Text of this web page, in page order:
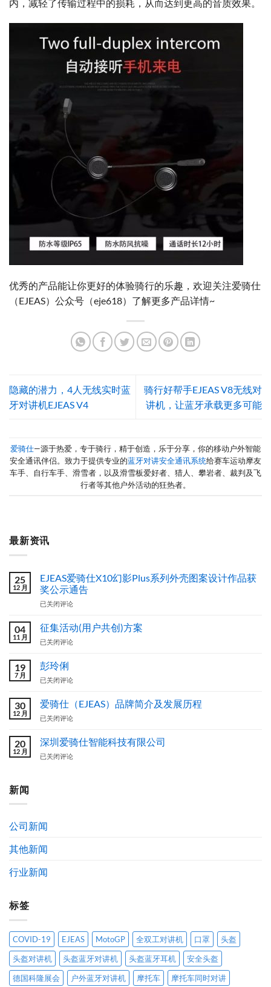
内，减轻了传输过程中的损耗，从而达到更高的音质效果。
优秀的产品能让你更好的体验骑行的乐趣，欢迎关注爱骑仕
（EJEAS）公众号（eje618）了解更多产品详情~
隐藏的潜力，4人无线实时蓝
牙对讲机EJEAS V4
骑行好帮手EJEAS V8无线对
讲机，让蓝牙承载更多可能
爱骑仕—源于热爱，专于骑行，精于创造，乐于分享，你的移动户外智能
安全通讯伴侣。致力于提供专业的蓝牙对讲安全通讯系统给赛车运动摩友
车手、自行车手、滑雪者，以及滑雪板爱好者、猎人、攀岩者、裁判及飞
行者等其他户外活动的狂热者。
最新资讯
25
12 月
EJEAS爱骑仕X10幻影Plus系列外壳图案设计作品获
奖公示通告
EJEAS
骑
仕
X10
影
系
外
壳
案
设
计
通
已关闭评论
04
11 月
征集活动(用户共创)方案
征
活
动
(用
共
方
已关闭评论
19
7 月
彭玲俐
彭
俐
已关闭评论
30
12 月
爱骑仕（EJEAS）品牌简介及发展历程
爱
仕
（EJEAS）
品
历
已关闭评论
20
12 月
深圳爱骑仕智能科技有限公司
深
科
有
公
司
已关闭评论
新闻
公司新闻
其他新闻
行业新闻
标签
COVID-19 EJEAS MotoGP 全双工对讲机 口罩
头盔
头盔对讲机
头盔蓝牙对讲机 头盔蓝牙耳机
安全头盔
德国科隆展会
户外蓝牙对讲机 摩托车
摩托车同时对讲